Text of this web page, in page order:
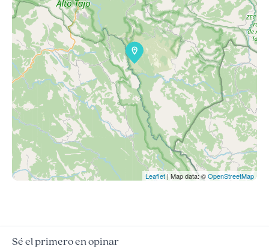
Leaflet | Map data: ©OpenStreetMap
Sé el primero en opinar